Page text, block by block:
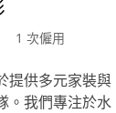
1 次僱用
提供多元家裝與
。我們專注於水